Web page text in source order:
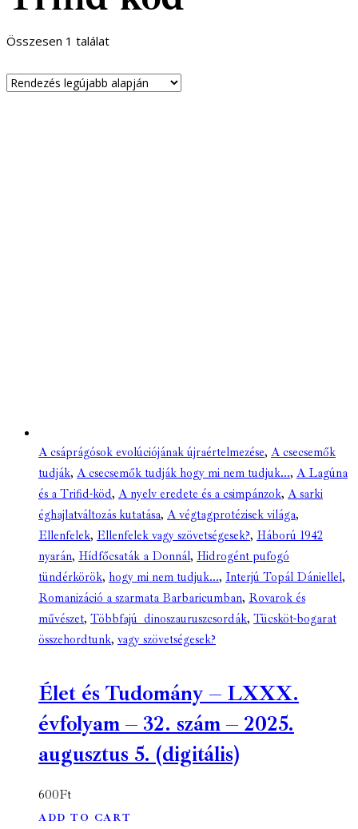
Összesen 1 találat
A csáprágósok evolúciójának újraértelmezése, A csecsemők
tudják, A csecsemők tudják hogy mi nem tudjuk..., A Lagúna
és a Trifid-köd, A nyelv eredete és a csimpánzok, A sarki
éghajlatváltozás kutatása, A végtagprotézisek világa,
Ellenfelek, Ellenfelek vagy szövetségesek?, Háború 1942
nyarán, Hídfőcsaták a Donnál, Hidrogént pufogó
tündérkörök, hogy mi nem tudjuk..., Interjú Topál Dániellel,
Romanizáció a szarmata Barbaricumban, Rovarok és
művészet, Többfajú dinoszauruszcsordák, Tücsköt-bogarat
összehordtunk, vagy szövetségesek?
Élet és Tudomány – LXXX.
évfolyam – 32. szám – 2025.
augusztus 5. (digitális)
600Ft
ADD TO CART